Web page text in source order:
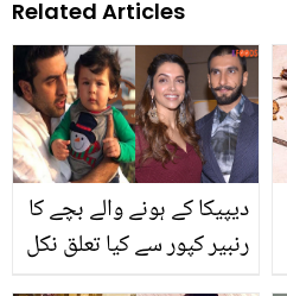
Related Articles
دیپیکا کے ہونے والے بچے کا
رنبیر کپور سے کیا تعلق نکل